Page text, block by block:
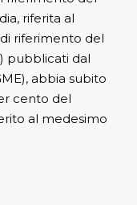
riferita al
riferimento del
pubblicati dal
abbia subito
cento del
al medesimo